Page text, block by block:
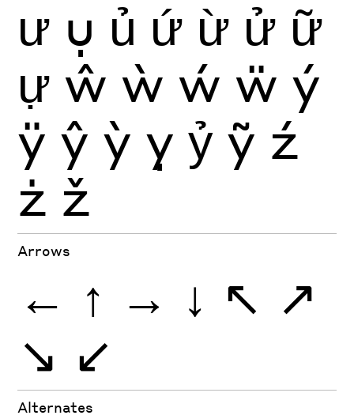
ư ụ ủ ứ ừ ử ữ
ự ŵ ẁ ẃ ẅ ý
ÿ ŷ ỳ ỵ ỷ ỹ ź
ż ž
Arrows
← ↑ → ↓ ↖ ↗
↘ ↙
Alternates